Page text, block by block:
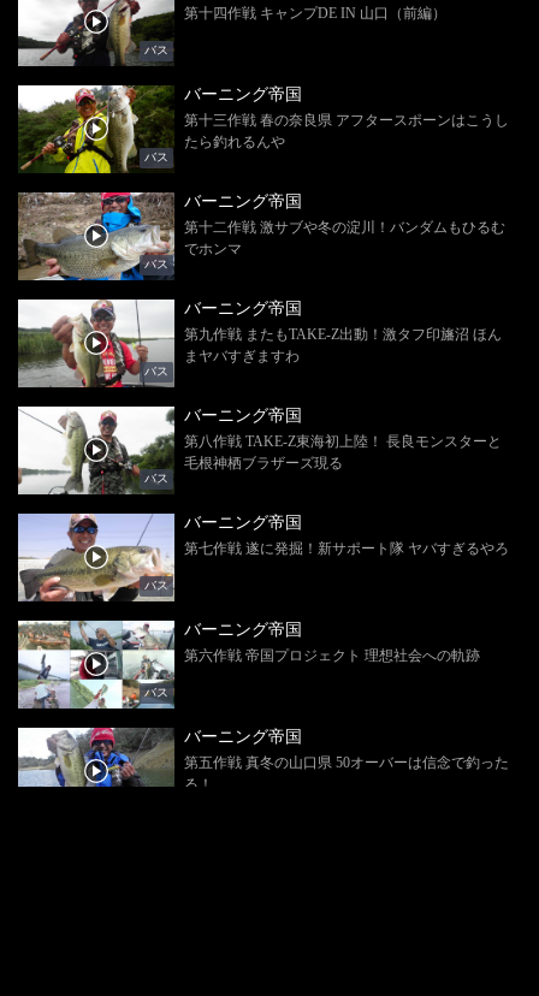
バス
第十四作戦 キャンプDE IN 山口（前編）
バス
バーニング帝国
第十三作戦 春の奈良県 アフタースポーンはこうし
たら釣れるんや
バス
バーニング帝国
第十二作戦 激サブや冬の淀川！バンダムもひるむ
でホンマ
バス
バーニング帝国
第九作戦 またもTAKE-Z出動！激タフ印旛沼 ほん
まヤバすぎますわ
バス
バーニング帝国
第八作戦 TAKE-Z東海初上陸！ 長良モンスターと
毛根神栖ブラザーズ現る
バス
バーニング帝国
第七作戦 遂に発掘！新サポート隊 ヤバすぎるやろ
バス
バーニング帝国
第六作戦 帝国プロジェクト 理想社会への軌跡
バーニング帝国
第五作戦 真冬の山口県 50オーバーは信念で釣った
る！